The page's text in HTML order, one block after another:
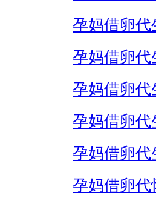
孕妈借卵代
孕妈借卵代
孕妈借卵代
孕妈借卵代
孕妈借卵代
孕妈借卵代